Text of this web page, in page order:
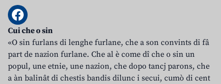
Cui che o sin
«O sin furlans di lenghe furlane, che a son convints di fâ
part de nazion furlane. Che al è come dî che o sin un
popul, une etnie, une nazion, che dopo tancj parons, che
a àn balinât di chestis bandis dilunc i secui, cumò di cent